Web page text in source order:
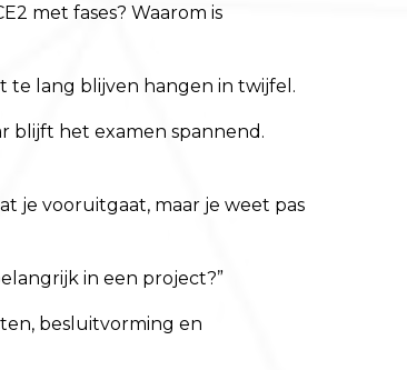
met fases? Waarom is
te lang blijven hangen in twijfel.
blijft het examen spannend.
je vooruitgaat, maar je weet pas
in een project?”
besluitvorming en